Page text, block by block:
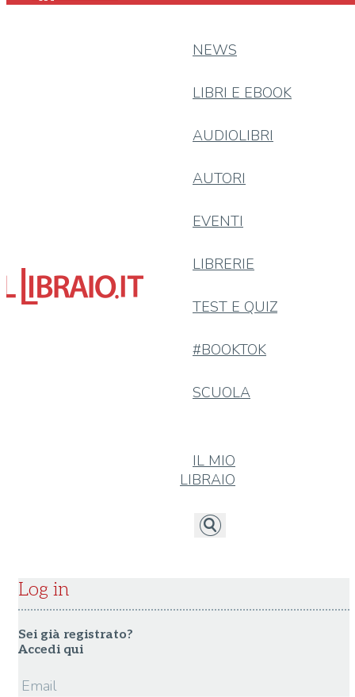
NEWS
LIBRI E EBOOK
AUDIOLIBRI
AUTORI
EVENTI
LIBRERIE
TEST E QUIZ
#BOOKTOK
SCUOLA
IL MIO
LIBRAIO
Log in
Sei già registrato?
Accedi qui
Email